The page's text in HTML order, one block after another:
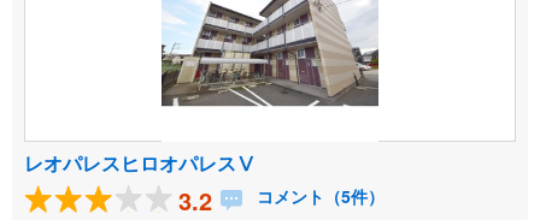
レオパレスヒロオパレスⅤ
3.2 コメント（5件）